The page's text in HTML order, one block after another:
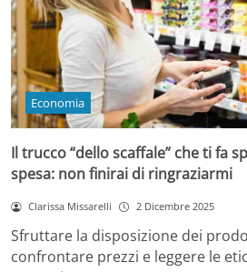
Economia
Il trucco “dello scaffale” che ti fa
spesa: non finirai di ringraziarmi
Clarissa Missarelli 2 Dicembre 2025
Sfruttare la disposizione dei
confrontare prezzi e leggere le